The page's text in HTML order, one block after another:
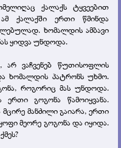
ქალაქს ტყვეებით
ქალაქში ერთი წმინდა
ხომალდის ამბავი
ყიდვა უნდოდა.
ვაჩვენებ წუთისოფლის
ხომალდის პატრონს უხმო.
როგორიც მას უნდოდა.
გოგონა წამოიყვანა.
მანძილი გაიარა, ერთი
მეორე გოგონა და იყიდა.